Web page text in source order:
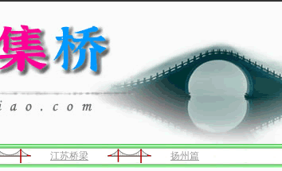
江苏桥梁 扬州篇